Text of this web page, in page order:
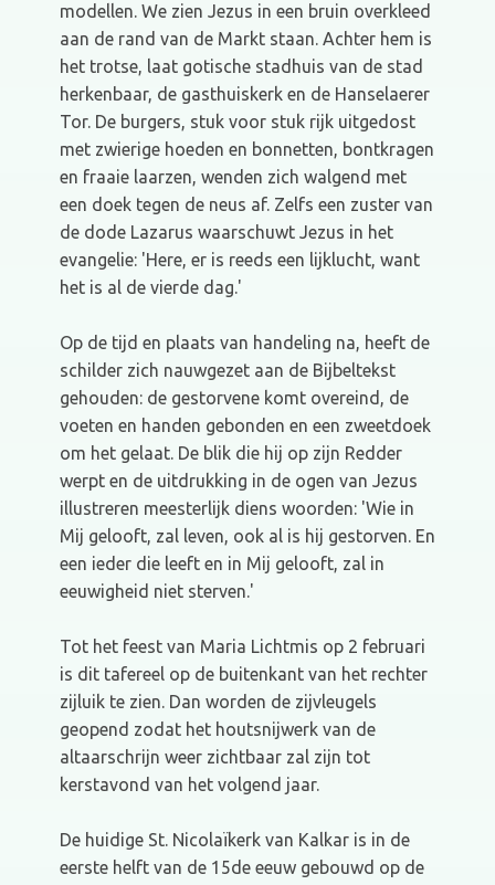
modellen. We zien Jezus in een bruin overkleed
aan de rand van de Markt staan. Achter hem is
het trotse, laat gotische stadhuis van de stad
herkenbaar, de gasthuiskerk en de Hanselaerer
Tor. De burgers, stuk voor stuk rijk uitgedost
met zwierige hoeden en bonnetten, bontkragen
en fraaie laarzen, wenden zich walgend met
een doek tegen de neus af. Zelfs een zuster van
de dode Lazarus waarschuwt Jezus in het
evangelie: 'Here, er is reeds een lijklucht, want
het is al de vierde dag.'
Op de tijd en plaats van handeling na, heeft de
schilder zich nauwgezet aan de Bijbeltekst
gehouden: de gestorvene komt overeind, de
voeten en handen gebonden en een zweetdoek
om het gelaat. De blik die hij op zijn Redder
werpt en de uitdrukking in de ogen van Jezus
illustreren meesterlijk diens woorden: 'Wie in
Mij gelooft, zal leven, ook al is hij gestorven. En
een ieder die leeft en in Mij gelooft, zal in
eeuwigheid niet sterven.'
Tot het feest van Maria Lichtmis op 2 februari
is dit tafereel op de buitenkant van het rechter
zijluik te zien. Dan worden de zijvleugels
geopend zodat het houtsnijwerk van de
altaarschrijn weer zichtbaar zal zijn tot
kerstavond van het volgend jaar.
De huidige St. Nicolaïkerk van Kalkar is in de
eerste helft van de 15de eeuw gebouwd op de